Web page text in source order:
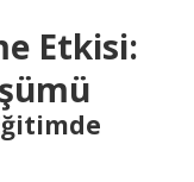
Etkisi: